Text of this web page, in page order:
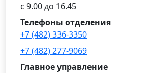
с 9.00 до 16.45
Телефоны отделения
+7 (482) 336-3350
+7 (482) 277-9069
Главное управление